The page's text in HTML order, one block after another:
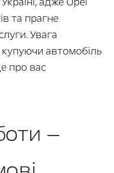
та прагне
Увага
автомобіль
про вас
—